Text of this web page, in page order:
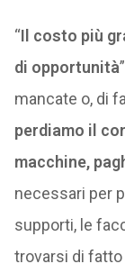
“Il costo più
di opportunità
mancate o, di
perdiamo il
macchine,
necessari per
supporti, le
trovarsi di fatto